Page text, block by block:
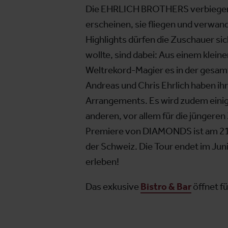
Die EHRLICH BROTHERS
erscheinen, sie fliegen und
Highlights dürfen die Zuschauer
wollte, sind dabei: Aus einem
Weltrekord-Magier es in der
Andreas und Chris Ehrlich haben
Arrangements. Es wird zudem
anderen, vor allem für die
Premiere von DIAMONDS ist am
der Schweiz. Die Tour endet im
erleben!
Das exkusiveBistro & Baröffnet